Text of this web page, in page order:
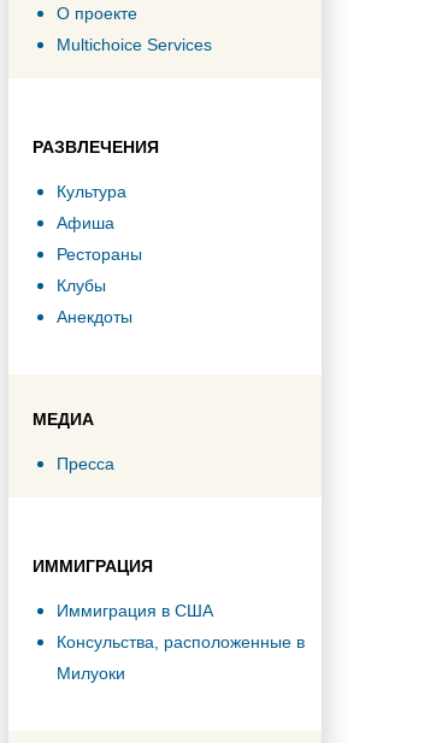
О проекте
Multichoice Services
РАЗВЛЕЧЕНИЯ
Культура
Афиша
Рестораны
Клубы
Анекдоты
МЕДИА
Пресса
ИММИГРАЦИЯ
Иммиграция в США
Консульства, расположенные в
Милуоки